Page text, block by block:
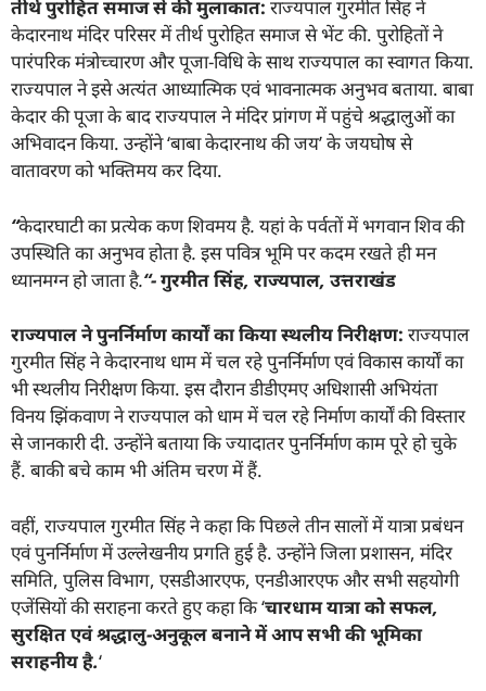
तीर्थ पुरोहित समाज से की मुलाकात: राज्यपाल गुरमीत सिंह ने
केदारनाथ मंदिर परिसर में तीर्थ पुरोहित समाज से भेंट की. पुरोहितों ने
पारंपरिक मंत्रोच्चारण और पूजा-विधि के साथ राज्यपाल का स्वागत किया.
राज्यपाल ने इसे अत्यंत आध्यात्मिक एवं भावनात्मक अनुभव बताया. बाबा
केदार की पूजा के बाद राज्यपाल ने मंदिर प्रांगण में पहुंचे श्रद्धालुओं का
अभिवादन किया. उन्होंने ‘बाबा केदारनाथ की जय’ के जयघोष से
वातावरण को भक्तिमय कर दिया.
“केदारघाटी का प्रत्येक कण शिवमय है. यहां के पर्वतों में भगवान शिव की
उपस्थिति का अनुभव होता है. इस पवित्र भूमि पर कदम रखते ही मन
ध्यानमग्न हो जाता है.“-गुरमीत सिंह, राज्यपाल, उत्तराखंड
राज्यपाल ने पुनर्निर्माण कार्यों का किया स्थलीय निरीक्षण: राज्यपाल
गुरमीत सिंह ने केदारनाथ धाम में चल रहे पुनर्निर्माण एवं विकास कार्यों का
भी स्थलीय निरीक्षण किया. इस दौरान डीडीएमए अधिशासी अभियंता
विनय झिंकवाण ने राज्यपाल को धाम में चल रहे निर्माण कार्यों की विस्तार
से जानकारी दी. उन्होंने बताया कि ज्यादातर पुनर्निर्माण काम पूरे हो चुके
हैं. बाकी बचे काम भी अंतिम चरण में हैं.
वहीं, राज्यपाल गुरमीत सिंह ने कहा कि पिछले तीन सालों में यात्रा प्रबंधन
एवं पुनर्निर्माण में उल्लेखनीय प्रगति हुई है. उन्होंने जिला प्रशासन, मंदिर
समिति, पुलिस विभाग, एसडीआरएफ, एनडीआरएफ और सभी सहयोगी
एजेंसियों की सराहना करते हुए कहा कि ‘चारधाम यात्रा को सफल,
सुरक्षित एवं श्रद्धालु-अनुकूल बनाने में आप सभी की भूमिका
सराहनीय है.‘